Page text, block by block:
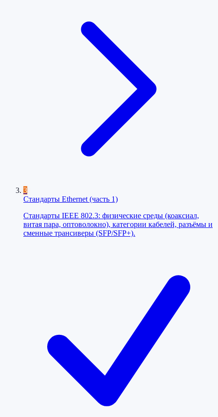
3
Стандарты Ethernet (часть 1)
Стандарты IEEE 802.3: физические среды (коаксиал,
витая пара, оптоволокно), категории кабелей, разъёмы и
сменные трансиверы (SFP/SFP+).